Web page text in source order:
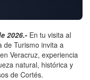
2026.- En tu visita al
de Turismo invita a
Veracruz, experiencia
natural, histórica y
de Cortés.